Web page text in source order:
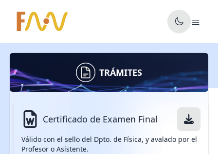
TRÁMITES
Certificado de Examen Final
Válido con el sello del Dpto. de Física, y avalado por el
Profesor o Asistente.
✕